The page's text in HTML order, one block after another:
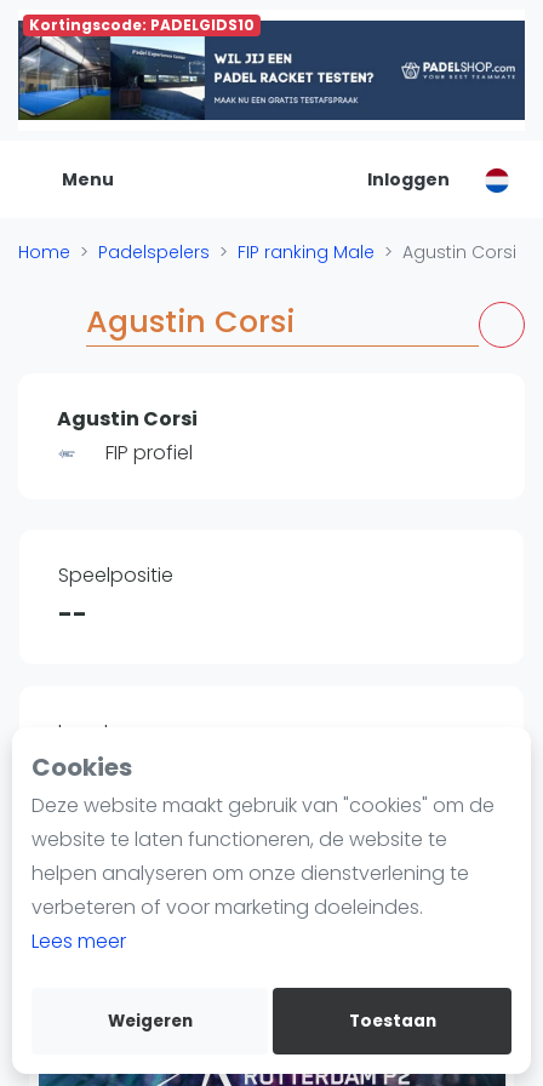
Cookies
Deze website maakt gebruik van "cookies" om de
website te laten functioneren, de website te
helpen analyseren om onze dienstverlening te
verbeteren of voor marketing doeleindes.
Lees meer
Weigeren Toestaan
Kortingscode: PADELGIDS10
Menu
De Padel Gids
Alle padel locaties
Padelwinkels
Organisatie
Banenbouwers
Reserveringssystemen
Laatste updates
Blog artikelen
Vragen over padel
Informatie
Over ons
Contact
Adverteren
Insights
WhatsApp
Join WhatsApp Community
Inloggen
Home Padelspelers FIP ranking Male Agustin Corsi
Agustin Corsi
Agustin Corsi
FIP profiel
Speelpositie
--
Lengte
--
Op dit moment hebben we nog niet alle
details overAgustin Corsibeschikbaar op
padelgids.nl
Kortingscode: PADELGIDS10